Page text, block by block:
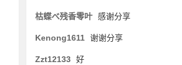
枯蝶べ残香零叶 感谢分享
Kenong1611 谢谢分享
Zzt12133 好